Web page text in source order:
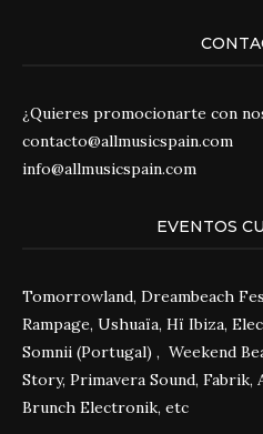
¿Quieres promocionarte con
contacto@allmusicspain.com
info@allmusicspain.com
EVENTOS
Tomorrowland, Dreambeach
Rampage, Ushuaïa, Hï Ibiza,
Somnii (Portugal) , Weekend
Story, Primavera Sound, Fabrik,
Brunch Electronik, etc